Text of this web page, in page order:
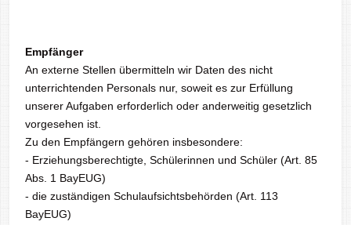
Empfänger
An externe Stellen übermitteln wir Daten des nicht
unterrichtenden Personals nur, soweit es zur Erfüllung
unserer Aufgaben erforderlich oder anderweitig gesetzlich
vorgesehen ist.
Zu den Empfängern gehören insbesondere:
- Erziehungsberechtigte, Schülerinnen und Schüler (Art. 85
Abs. 1 BayEUG)
- die zuständigen Schulaufsichtsbehörden (Art. 113
BayEUG)